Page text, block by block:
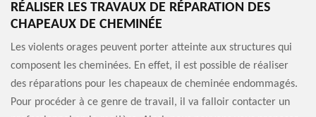
RÉALISER LES TRAVAUX DE RÉPARATION DES
CHAPEAUX DE CHEMINÉE
Les violents orages peuvent porter atteinte aux structures qui
composent les cheminées. En effet, il est possible de réaliser
des réparations pour les chapeaux de cheminée endommagés.
Pour procéder à ce genre de travail, il va falloir contacter un